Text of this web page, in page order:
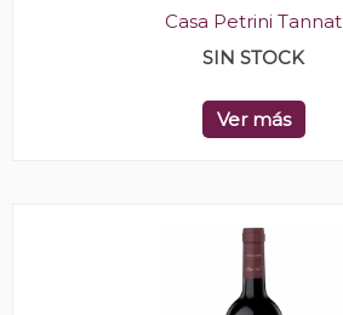
Casa Petrini Tannat
SIN STOCK
Ver más